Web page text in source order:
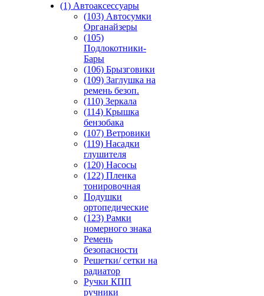
(1) Автоаксессуары
(103) Автосумки
Органайзеры
(105)
Подлокотники-
Бары
(106) Брызговики
(109) Заглушка на
ремень безоп.
(110) Зеркала
(114) Крышка
бензобака
(107) Ветровики
(119) Насадки
глушителя
(120) Насосы
(122) Пленка
тонировочная
Подушки
ортопедические
(123) Рамки
номерного знака
Ремень
безопасности
Решетки/ сетки на
радиатор
Ручки КПП
ручники